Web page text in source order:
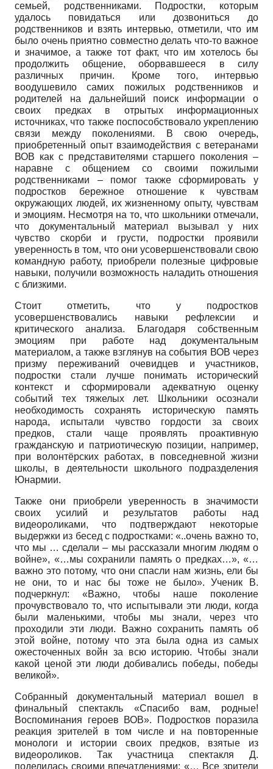
семьей, родственниками. Подростки, которым
удалось повидаться или дозвониться до
родственников и взять интервью, отметили, что им
было очень приятно совместно делать что-то важное
и значимое, а также тот факт, что им хотелось бы
продолжить общение, оборвавшееся в силу
различных причин. Кроме того, интервью
воодушевило самих пожилых родственников и
родителей на дальнейший поиск информации о
своих предках в отрытых информационных
источниках, что также поспособствовало укреплению
связи между поколениями. В свою очередь,
приобретенный опыт взаимодействия с ветеранами
ВОВ как с представителями старшего поколения –
наравне с общением со своими пожилыми
родственниками – помог также сформировать у
подростков бережное отношение к чувствам
окружающих людей, их жизненному опыту, чувствам
и эмоциям. Несмотря на то, что школьники отмечали,
что документальный материал вызывал у них
чувство скорби и грусти, подростки проявили
уверенность в том, что они усовершенствовали свою
командную работу, приобрели полезные цифровые
навыки, получили возможность наладить отношения
с близкими.
Стоит отметить, что у подростков
усовершенствовались навыки рефлексии и
критического анализа. Благодаря собственным
эмоциям при работе над документальным
материалом, а также взглянув на события ВОВ через
призму переживаний очевидцев и участников,
подростки стали лучше понимать исторический
контекст и сформировали адекватную оценку
событий тех тяжелых лет. Школьники осознали
необходимость сохранять историческую память
народа, испытали чувство гордости за своих
предков, стали чаще проявлять проактивную
гражданскую и патриотическую позиции, например,
при волонтёрских работах, в повседневной жизни
школы, в деятельности школьного подразделения
Юнармии.
Также они приобрели уверенность в значимости
своих усилий и результатов работы над
видеороликами, что подтверждают некоторые
выдержки из бесед с подростками: «..очень важно то,
что мы … сделали – мы рассказали многим людям о
войне», «…мы сохранили память о предках…», «…
важно это потому, что они спасли нам жизнь, ели бы
не они, то и нас бы тоже не было». Ученик В.
подчеркнул: «Важно, чтобы наше поколение
прочувствовало то, что испытывали эти люди, когда
были маленькими, чтобы мы знали, через что
проходили эти люди. Важно сохранить память об
этой войне, потому что эта была одна из самых
ожесточенных войн за всю историю. Чтобы знали
какой ценой эти люди добивались победы, победы
великой».
Собранный документальный материал вошел в
финальный спектакль «Спасибо вам, родные!
Воспоминания героев ВОВ». Подростков поразила
реакция зрителей в том числе и на повторенные
монологи и истории своих предков, взятые из
видеороликов. Так участница спектакля Д.
поделилась своими впечатлениями: «… Все зрители